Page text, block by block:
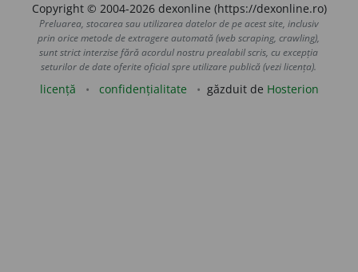
Copyright © 2004-2026 dexonline (https://dexonline.ro)
Preluarea, stocarea sau utilizarea datelor de pe acest site, inclusiv
prin orice metode de extragere automată (web scraping, crawling),
sunt strict interzise fără acordul nostru prealabil scris, cu excepția
seturilor de date oferite oficial spre utilizare publică (vezi licența).
licență confidențialitate găzduit de Hosterion